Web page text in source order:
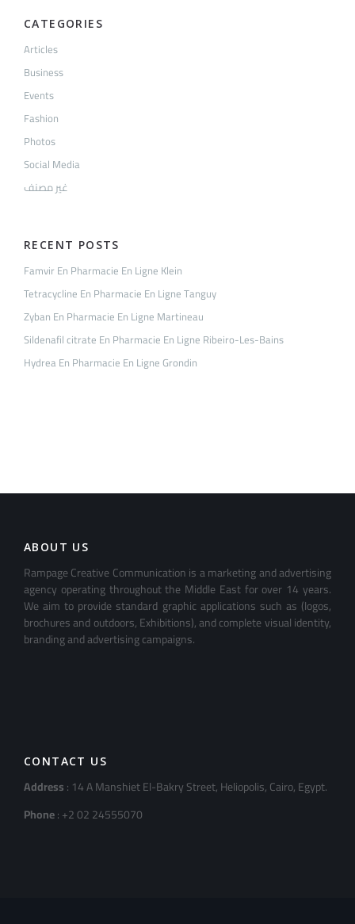
CATEGORIES
Articles
Business
Events
Fashion
Photos
Social Media
غير مصنف
RECENT POSTS
Famvir En Pharmacie En Ligne Klein
Tetracycline En Pharmacie En Ligne Tanguy
Zyban En Pharmacie En Ligne Martineau
Sildenafil citrate En Pharmacie En Ligne Ribeiro-Les-Bains
Hydrea En Pharmacie En Ligne Grondin
ABOUT US
Rampage Creative Communication is a marketing and advertising
agency operating throughout the Middle East for over 14 years.
We aim to provide standard graphic applications such as (logos,
brochures and outdoors, Exhibitions), and complete visual identity,
branding and advertising campaigns.
CONTACT US
Address: 14 A Manshiet El-Bakry Street, Heliopolis, Cairo, Egypt.
Phone: +2 02 24555070